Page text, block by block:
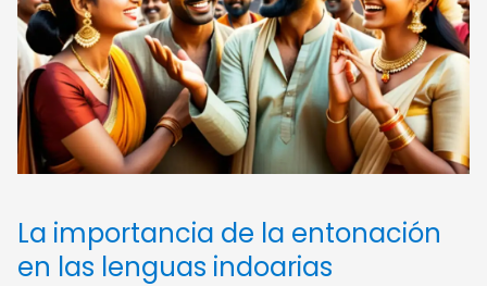
La importancia de la entonación
en las lenguas indoarias